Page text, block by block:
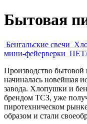
Бытовая
Бенгальские свечи
мини-фейерверки
Производство бытовой
начиналась новейшая
завода. Хлопушки и
брендом ТСЗ, уже
пиротехническом
образом и стали